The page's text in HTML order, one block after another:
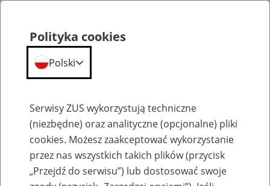
Szkolenia
Polityka cookies
Polski
Serwisy ZUS wykorzystują techniczne
(niezbędne) oraz analityczne (opcjonalne) pliki
cookies. Możesz zaakceptować wykorzystanie
przez nas wszystkich takich plików (przycisk
„Przejdź do serwisu”) lub dostosować swoje